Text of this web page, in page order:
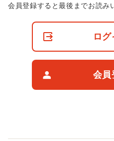
非
会員登録すると最後までお読み
ロ
会員